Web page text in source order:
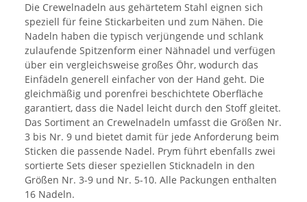
Die Crewelnadeln aus gehärtetem Stahl eignen sich
speziell für feine Stickarbeiten und zum Nähen. Die
Nadeln haben die typisch verjüngende und schlank
zulaufende Spitzenform einer Nähnadel und verfügen
über ein vergleichsweise großes Öhr, wodurch das
Einfädeln generell einfacher von der Hand geht. Die
gleichmäßig und porenfrei beschichtete Oberfläche
garantiert, dass die Nadel leicht durch den Stoff gleitet.
Das Sortiment an Crewelnadeln umfasst die Größen Nr.
3 bis Nr. 9 und bietet damit für jede Anforderung beim
Sticken die passende Nadel. Prym führt ebenfalls zwei
sortierte Sets dieser speziellen Sticknadeln in den
Größen Nr. 3-9 und Nr. 5-10. Alle Packungen enthalten
16 Nadeln.